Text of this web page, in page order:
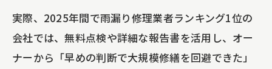
実際、2025年間で雨漏り修理業者ランキング1位の
会社では、無料点検や詳細な報告書を活用し、オー
ナーから「早めの判断で大規模修繕を回避できた」